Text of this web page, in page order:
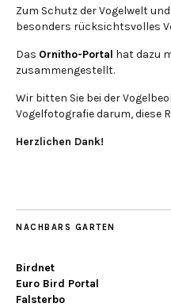
Zum Schutz der Vogelwelt
besonders rücksichtsvolles
Das Ornitho-Portal hat dazu
zusammengestellt.
Wir bitten Sie bei der
Vogelfotografie darum, diese
Herzlichen Dank!
NACHBARS GARTEN
Birdnet
Euro Bird Portal
Falsterbo